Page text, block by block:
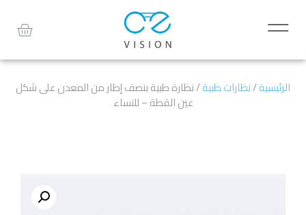
الرئيسية/نظارات طبية/ نظارة طبية بنصف إطار من المعدن على شكل
عين القطة – للنساء